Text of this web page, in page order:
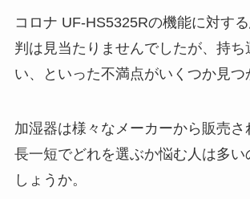
コロナ UF-HS5325Rの機能に対す
判は見当たりませんでしたが、持ち
い、といった不満点がいくつか見つ
加湿器は様々なメーカーから販売さ
長一短でどれを選ぶか悩む人は多い
しょうか。